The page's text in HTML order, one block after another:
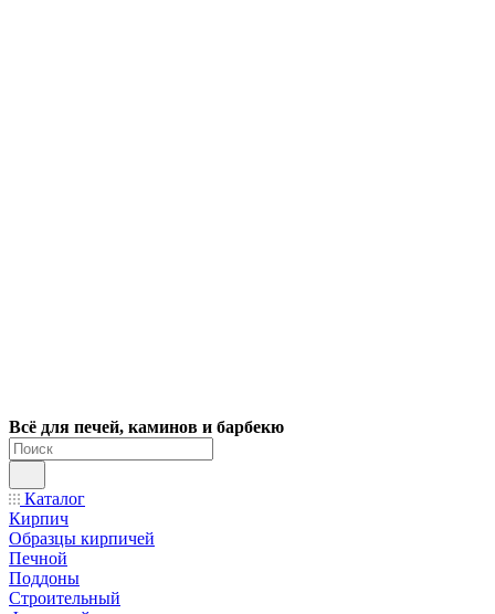
Всё для печей, каминов и барбекю
Каталог
Кирпич
Образцы кирпичей
Печной
Поддоны
Строительный